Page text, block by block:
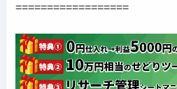
==================